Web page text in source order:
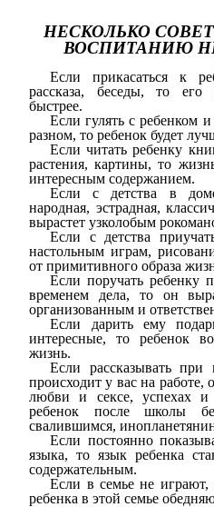
НЕСКОЛЬКО
ВОСПИТАНИЮ
Если прикасаться к
рассказа, беседы, то его
быстрее.
Если гулять с ребенком
разном, то ребенок будет
Если читать ребенку
растения, картины, то
интересным содержанием.
Если с детства в доме
народная, эстрадная,
вырастет узколобым
Если с детства
настольным играм,
от примитивного образа
Если поручать ребенку
временем дела, то он
организованным и
Если дарить ему
интересные, то ребенок
жизнь.
Если рассказывать
происходит у вас на работе,
любви и сексе, успехах
ребенок после школы
свалившимся,
Если постоянно
языка, то язык ребенка
содержательным.
Если в семье не
ребенка в этой семье